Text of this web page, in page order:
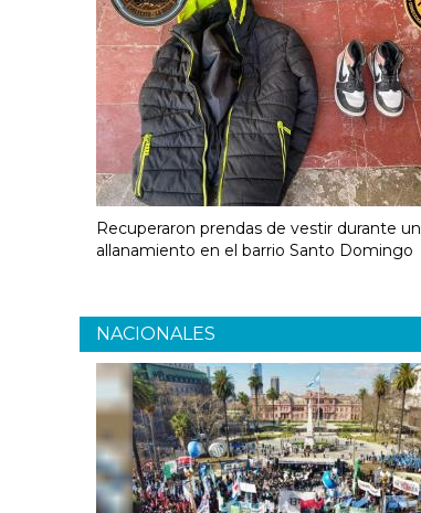
Recuperaron prendas de vestir durante un
allanamiento en el barrio Santo Domingo
NACIONALES